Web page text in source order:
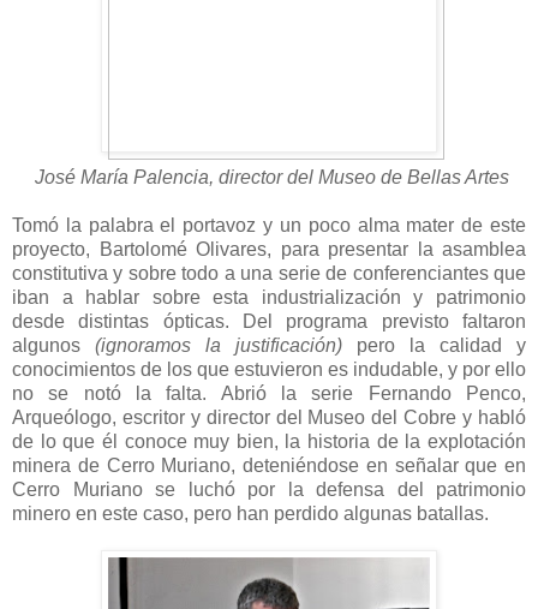
José María Palencia, director del Museo de Bellas Artes
Tomó la palabra el portavoz y un poco alma mater de este
proyecto, Bartolomé Olivares, para presentar la asamblea
constitutiva y sobre todo a una serie de conferenciantes que
iban a hablar sobre esta industrialización y patrimonio
desde distintas ópticas. Del programa previsto faltaron
algunos (ignoramos la justificación) pero la calidad y
conocimientos de los que estuvieron es indudable, y por ello
no se notó la falta. Abrió la serie Fernando Penco,
Arqueólogo, escritor y director del Museo del Cobre y habló
de lo que él conoce muy bien, la historia de la explotación
minera de Cerro Muriano, deteniéndose en señalar que en
Cerro Muriano se luchó por la defensa del patrimonio
minero en este caso, pero han perdido algunas batallas.